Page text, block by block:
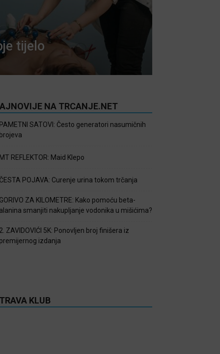
tijelo
NA TRCANJE.NET
PAMETNI SATOVI: Često generatori nasumičnih
brojeva
MT REFLEKTOR: Maid Klepo
ČESTA POJAVA: Curenje urina tokom trčanja
GORIVO ZA KILOMETRE: Kako pomoću beta-
alanina smanjiti nakupljanje vodonika u mišićima?
2. ZAVIDOVIĆI 5K: Ponovljen broj finišera iz
premijernog izdanja
KLUB